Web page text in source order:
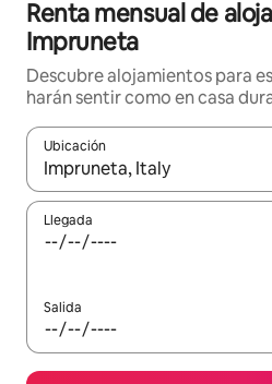
Renta mensual de
Impruneta
Descubre alojamientos para
harán sentir como en casa
Ubicación
Cuando los resultados estén
Llegada
Salida